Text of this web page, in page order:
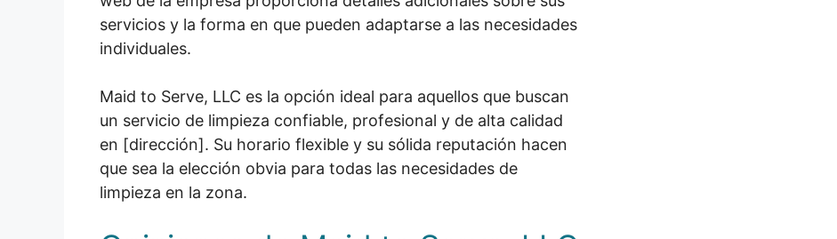
servicios y la forma en que pueden adaptarse a las necesidades
individuales.
Maid to Serve, LLC es la opción ideal para aquellos que buscan
un servicio de limpieza confiable, profesional y de alta calidad
en [dirección]. Su horario flexible y su sólida reputación hacen
que sea la elección obvia para todas las necesidades de
limpieza en la zona.